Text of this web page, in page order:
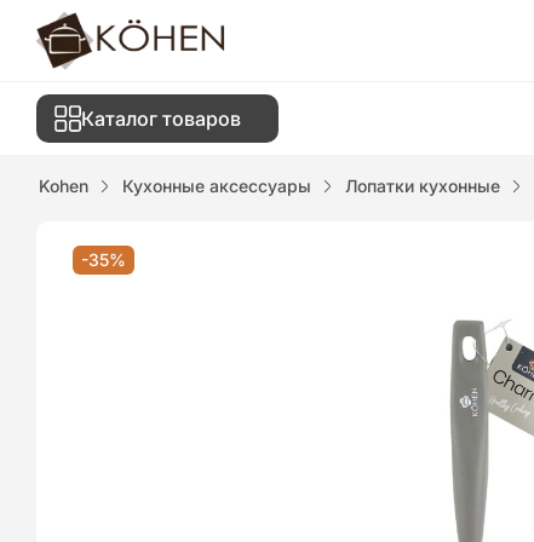
Каталог товаров
Kohen Кухонные аксессуары Лопатки кухонные
-35%